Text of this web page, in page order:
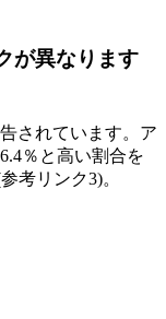
が異なります
されています。ア
％と高い割合を
考リンク3)。